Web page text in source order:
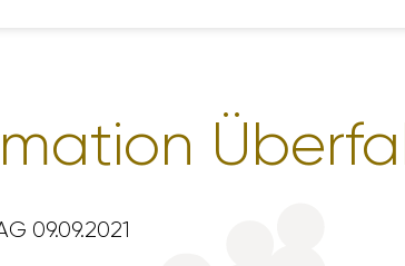
09.09.2021